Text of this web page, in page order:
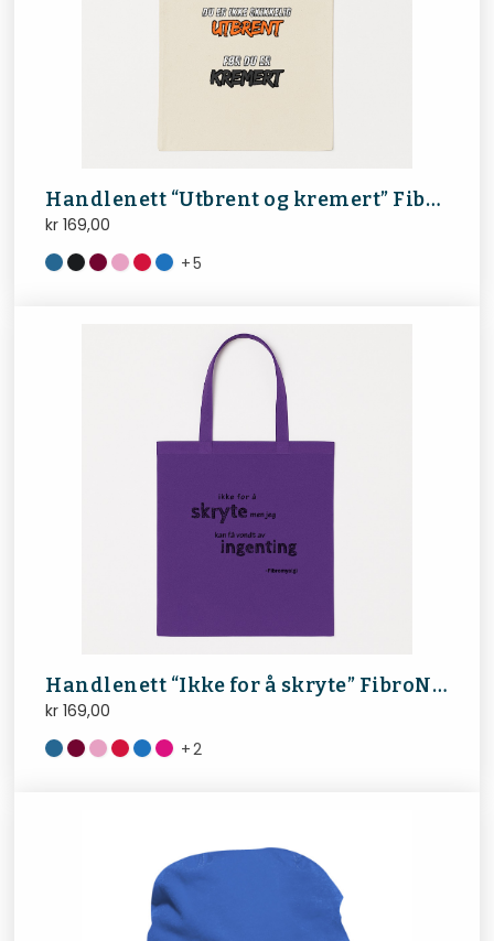
Handlenett “Utbrent og kremert” FibroNorge
kr 169,00
+5
Handlenett “Ikke for å skryte” FibroNorge
kr 169,00
+2